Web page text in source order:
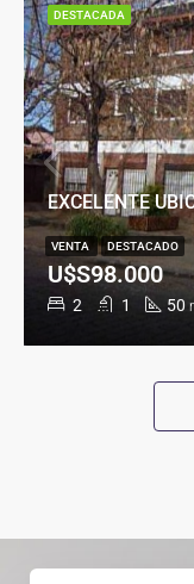
2 1 50
U$S98.000
VENTA DESTACADO
DESTACADA